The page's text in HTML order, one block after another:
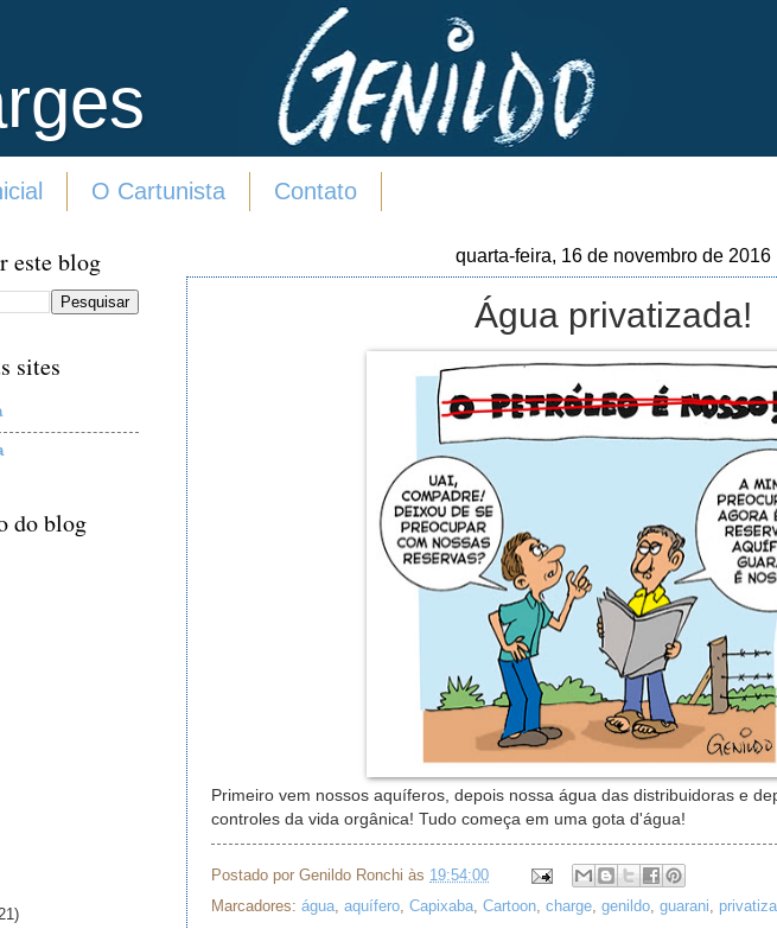
O Cartunista Contato
quarta-feira, 16 de novembro de 2016
Água privatizada!
Primeiro vem nossos aquíferos, depois nossa água das distribuidoras e
controles da vida orgânica! Tudo começa em uma gota d'água!
Postado por Genildo Ronchi às 19:54:00
Marcadores: água, aquífero, Capixaba, Cartoon, charge, genildo, guarani,
este blog
sites
do blog